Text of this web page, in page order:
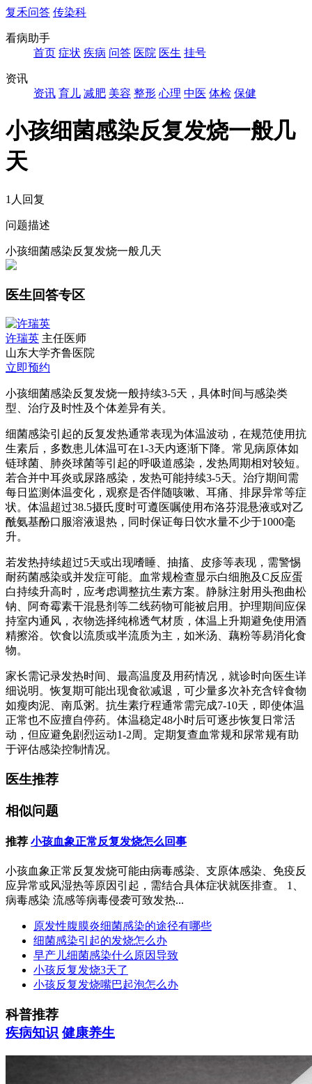
复禾问答 传染科
看病助手
首页 症状 疾病 问答 医院 医生 挂号
资讯
资讯 育儿 减肥 美容 整形 心理 中医 体检 保健
小孩细菌感染反复发烧一般几
天
1人回复
问题描述
小孩细菌感染反复发烧一般几天
医生回答专区
许瑞英 主任医师
山东大学齐鲁医院
立即预约
小孩细菌感染反复发烧一般持续3-5天，具体时间与感染类
型、治疗及时性及个体差异有关。
细菌感染引起的反复发热通常表现为体温波动，在规范使用抗
生素后，多数患儿体温可在1-3天内逐渐下降。常见病原体如
链球菌、肺炎球菌等引起的呼吸道感染，发热周期相对较短。
若合并中耳炎或尿路感染，发热可能持续3-5天。治疗期间需
每日监测体温变化，观察是否伴随咳嗽、耳痛、排尿异常等症
状。体温超过38.5摄氏度时可遵医嘱使用布洛芬混悬液或对乙
酰氨基酚口服溶液退热，同时保证每日饮水量不少于1000毫
升。
若发热持续超过5天或出现嗜睡、抽搐、皮疹等表现，需警惕
耐药菌感染或并发症可能。血常规检查显示白细胞及C反应蛋
白持续升高时，应考虑调整抗生素方案。静脉注射用头孢曲松
钠、阿奇霉素干混悬剂等二线药物可能被启用。护理期间应保
持室内通风，衣物选择纯棉透气材质，体温上升期避免使用酒
精擦浴。饮食以流质或半流质为主，如米汤、藕粉等易消化食
物。
家长需记录发热时间、最高温度及用药情况，就诊时向医生详
细说明。恢复期可能出现食欲减退，可少量多次补充含锌食物
如瘦肉泥、南瓜粥。抗生素疗程通常需完成7-10天，即使体温
正常也不应擅自停药。体温稳定48小时后可逐步恢复日常活
动，但应避免剧烈运动1-2周。定期复查血常规和尿常规有助
于评估感染控制情况。
医生推荐
相似问题
推荐 小孩血象正常反复发烧怎么回事
小孩血象正常反复发烧可能由病毒感染、支原体感染、免疫反
应异常或风湿热等原因引起，需结合具体症状就医排查。 1、
病毒感染 流感等病毒侵袭可致发热...
原发性腹膜炎细菌感染的途径有哪些
细菌感染引起的发烧怎么办
早产儿细菌感染什么原因导致
小孩反复发烧3天了
小孩反复发烧嘴巴起泡怎么办
科普推荐
疾病知识 健康养生